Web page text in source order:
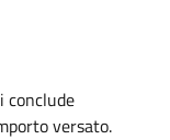
conclude
versato.